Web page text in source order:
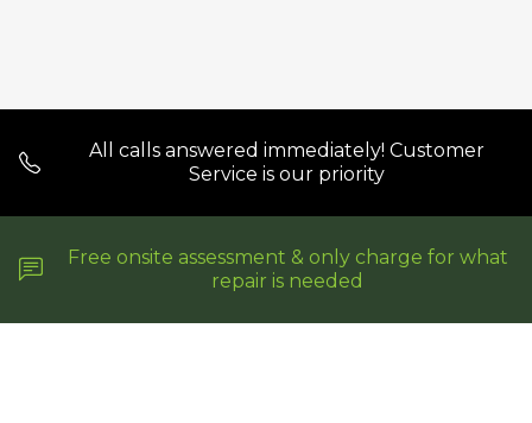
All calls answered immediately! Customer
Service is our priority
Free onsite assessment & only charge for what
repair is needed